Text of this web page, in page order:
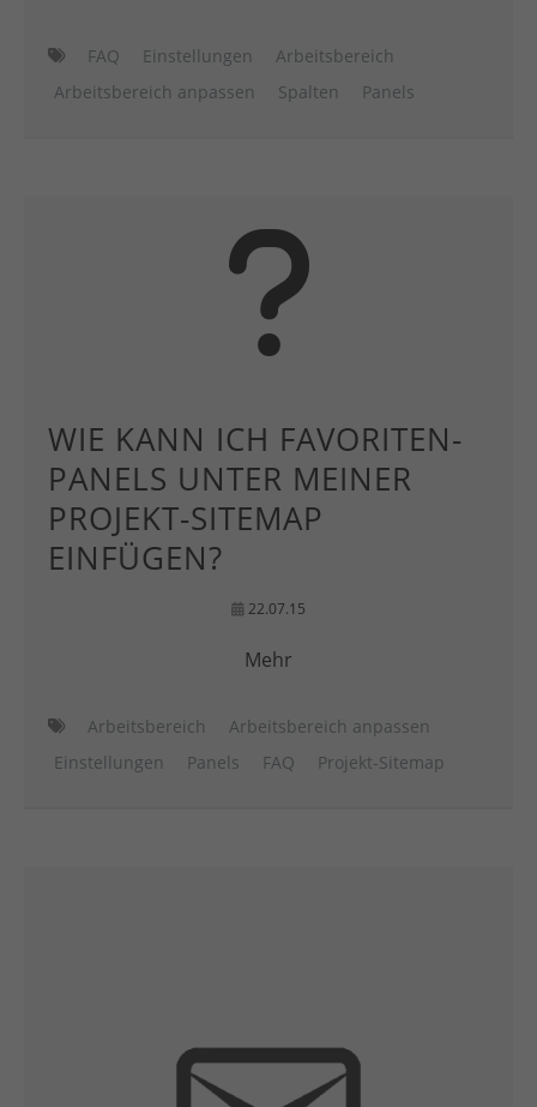
FAQ Einstellungen
Arbeitsbereich
Arbeitsbereich anpassen
Spalten Panels
WIE KANN ICH FAVORITEN-
PANELS UNTER MEINER
PROJEKT-SITEMAP
EINFÜGEN?
22.07.15
Mehr
Arbeitsbereich
Arbeitsbereich anpassen
Einstellungen
Panels FAQ Projekt-Sitemap